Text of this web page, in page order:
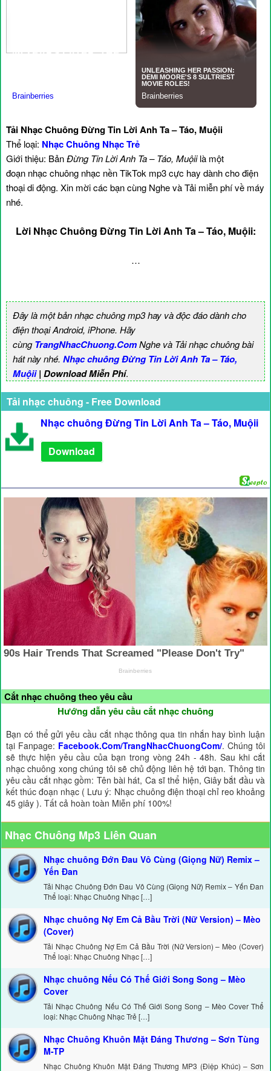
Tải Nhạc Chuông Đừng Tin Lời Anh Ta – Táo, Muộii
Thể loại: Nhạc Chuông Nhạc Trẻ
Giới thiệu: BảnĐừng Tin Lời Anh Ta – Táo, Muộiilà một
đoạn nhạc chuông nhạc nền TikTok mp3 cực hay dành cho điện
thoại di động. Xin mời các bạn cùng Nghe và Tải miễn phí về máy
nhé.
Lời Nhạc Chuông Đừng Tin Lời Anh Ta – Táo, Muộii:
…
Đây là một bản nhạc chuông mp3 hay và độc đáo dành cho
điện thoại Android, iPhone. Hãy
cùngTrangNhacChuong.ComNghe và Tải nhạc chuông bài
hát này nhé. Nhạc chuông Đừng Tin Lời Anh Ta – Táo,
Muộii| Download Miễn Phí.
Tải nhạc chuông - Free Download
Nhạc chuông Đừng Tin Lời Anh Ta – Táo, Muộii
Download
Cắt nhạc chuông theo yêu cầu
Hướng dẫn yêu cầu cắt nhạc chuông
Bạn có thể gửi yêu cầu cắt nhạc thông qua tin nhắn hay bình luận
tại Fanpage: Facebook.Com/TrangNhacChuongCom/. Chúng tôi
sẽ thực hiện yêu cầu của bạn trong vòng 24h - 48h. Sau khi cắt
nhạc chuông xong chúng tôi sẽ chủ động liên hệ tới bạn. Thông tin
yêu cầu cắt nhạc gồm: Tên bài hát, Ca sĩ thể hiện, Giây bắt đầu và
kết thúc đoạn nhạc ( Lưu ý: Nhạc chuông điện thoại chỉ reo khoảng
45 giây ). Tất cả hoàn toàn Miễn phí 100%!
Nhạc Chuông Mp3 Liên Quan
Nhạc chuông Đớn Đau Vô Cùng (Giọng Nữ) Remix –
Yến Đan
Tải Nhạc Chuông Đớn Đau Vô Cùng (Giọng Nữ) Remix – Yến Đan
Thể loại: Nhạc Chuông Nhạc […]
Nhạc chuông Nợ Em Cả Bầu Trời (Nữ Version) – Mèo
(Cover)
Tải Nhạc Chuông Nợ Em Cả Bầu Trời (Nữ Version) – Mèo (Cover)
Thể loại: Nhạc Chuông Nhạc […]
Nhạc chuông Nếu Có Thế Giới Song Song – Mèo
Cover
Tải Nhạc Chuông Nếu Có Thế Giới Song Song – Mèo Cover Thể
loại: Nhạc Chuông Nhạc Trẻ […]
Nhạc Chuông Khuôn Mặt Đáng Thương – Sơn Tùng
M-TP
Nhạc Chuông Khuôn Mặt Đáng Thương MP3 (Điệp Khúc) – Sơn